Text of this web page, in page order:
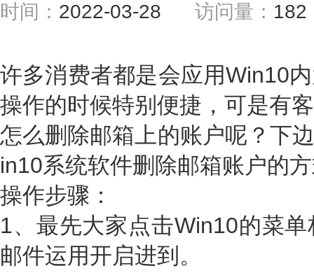
时间： 2022-03-28 访问量：
许多消费者都是会应用Win10
操作的时候特别便捷，可是有
怎么删除邮箱上的账户呢？下
in10系统软件删除邮箱账户的
操作步骤：
1、最先大家点击Win10的菜
邮件运用开启进到。